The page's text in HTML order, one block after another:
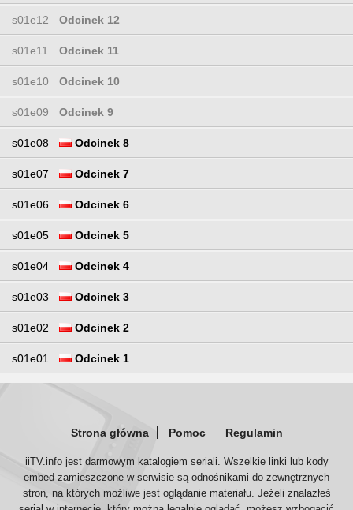
s01e12 Odcinek 12
s01e11 Odcinek 11
s01e10 Odcinek 10
s01e09 Odcinek 9
s01e08 Odcinek 8
s01e07 Odcinek 7
s01e06 Odcinek 6
s01e05 Odcinek 5
s01e04 Odcinek 4
s01e03 Odcinek 3
s01e02 Odcinek 2
s01e01 Odcinek 1
Strona główna Pomoc Regulamin
iiTV.info jest darmowym katalogiem seriali. Wszelkie linki lub kody
embed zamieszczone w serwisie są odnośnikami do zewnętrznych
stron, na których możliwe jest oglądanie materiału. Jeżeli znalazłeś